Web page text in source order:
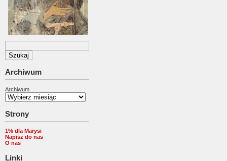
Archiwum
Archiwum
Strony
1% dla Marysi
Napisz do nas
O nas
Linki